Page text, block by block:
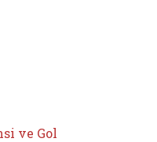
ve Gol